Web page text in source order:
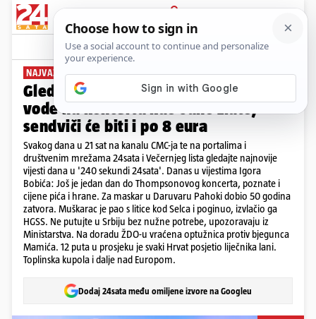
PRIJAVA
News Komentari
NAJVAŽNIJE VIJESTI DANA
Gledajte '240 sekundi' 24sata: Boca
vode na koncertu kao suho zlato,
sendviči će biti i po 8 eura
Svakog dana u 21 sat na kanalu CMC-ja te na portalima i
društvenim mrežama 24sata i Večernjeg lista gledajte najnovije
vijesti dana u '240 sekundi 24sata'. Danas u vijestima Igora
Bobića: Još je jedan dan do Thompsonovog koncerta, poznate i
cijene pića i hrane. Za maskar u Daruvaru Pahoki dobio 50 godina
zatvora. Muškarac je pao s litice kod Selca i poginuo, izvlačio ga
HGSS. Ne putujte u Srbiju bez nužne potrebe, upozoravaju iz
Ministarstva. Na doradu ŽDO-u vraćena optužnica protiv bjegunca
Mamića. 12 puta u prosjeku je svaki Hrvat posjetio liječnika lani.
Toplinska kupola i dalje nad Europom.
Dodaj 24sata među omiljene izvore na Googleu